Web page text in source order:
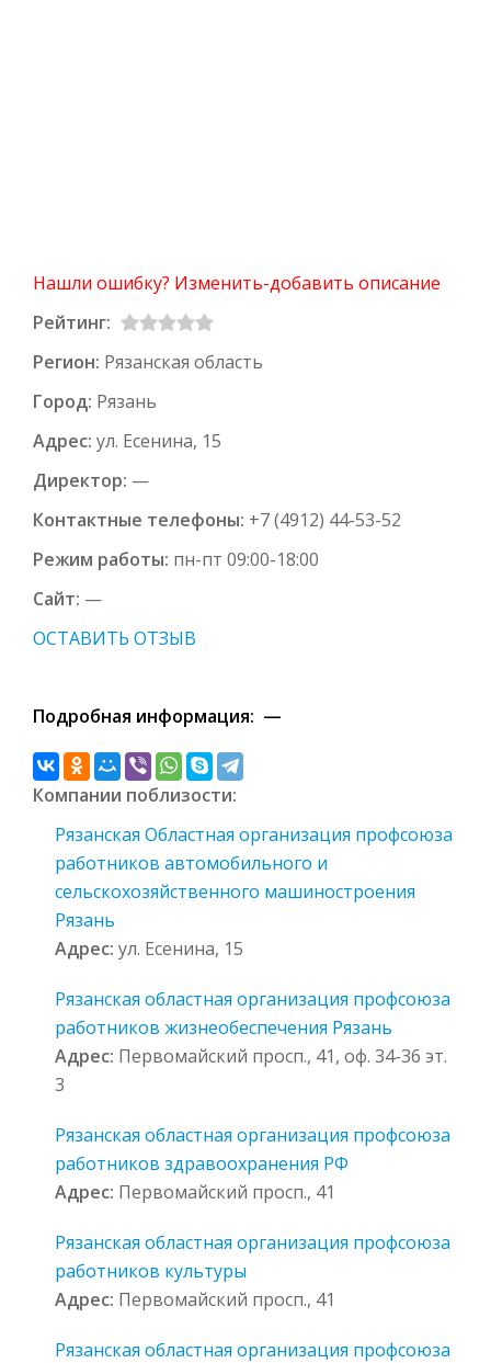
Нашли ошибку? Изменить-добавить описание
Рейтинг:
Регион: Рязанская область
Город: Рязань
Адрес: ул. Есенина, 15
Директор: —
Контактные телефоны: +7 (4912) 44-53-52
Режим работы: пн-пт 09:00-18:00
Сайт: —
ОСТАВИТЬ ОТЗЫВ
Подробная информация: —
Компании поблизости:
Рязанская Областная организация профсоюза
работников автомобильного и
сельскохозяйственного машиностроения
Рязань
Адрес: ул. Есенина, 15
Рязанская областная организация профсоюза
работников жизнеобеспечения Рязань
Адрес: Первомайский просп., 41, оф. 34-36 эт.
3
Рязанская областная организация профсоюза
работников здравоохранения РФ
Адрес: Первомайский просп., 41
Рязанская областная организация профсоюза
работников культуры
Адрес: Первомайский просп., 41
Рязанская областная организация профсоюза